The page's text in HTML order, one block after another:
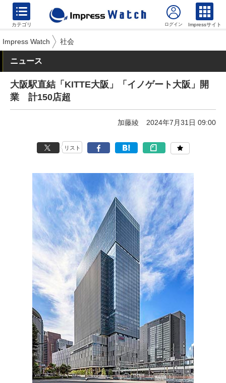
カテゴリ Impressサイト
Impress Watch 社会
ニュース
大阪駅直結「KITTE大阪」「イノゲート大阪」開
業 計150店超
加藤綾 2024年7月31日 09:00
リスト